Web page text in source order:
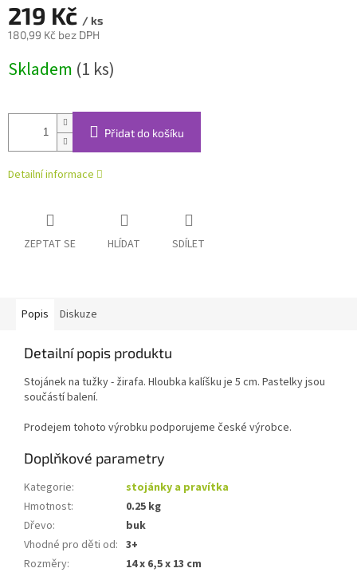
219 Kč / ks
180,99 Kč bez DPH
cena:
Skladem (1 ks)
Přidat do košíku
Detailní informace
ZEPTAT SE HLÍDAT SDÍLET
Popis Diskuze
Detailní popis produktu
Stojánek na tužky - žirafa. Hloubka kalíšku je 5 cm. Pastelky jsou
součástí balení.
Prodejem tohoto výrobku podporujeme české výrobce.
Doplňkové parametry
Kategorie:
stojánky a pravítka
Hmotnost:
0.25 kg
Dřevo:
buk
Vhodné pro děti od: 3+
Rozměry: 14 x 6,5 x 13 cm